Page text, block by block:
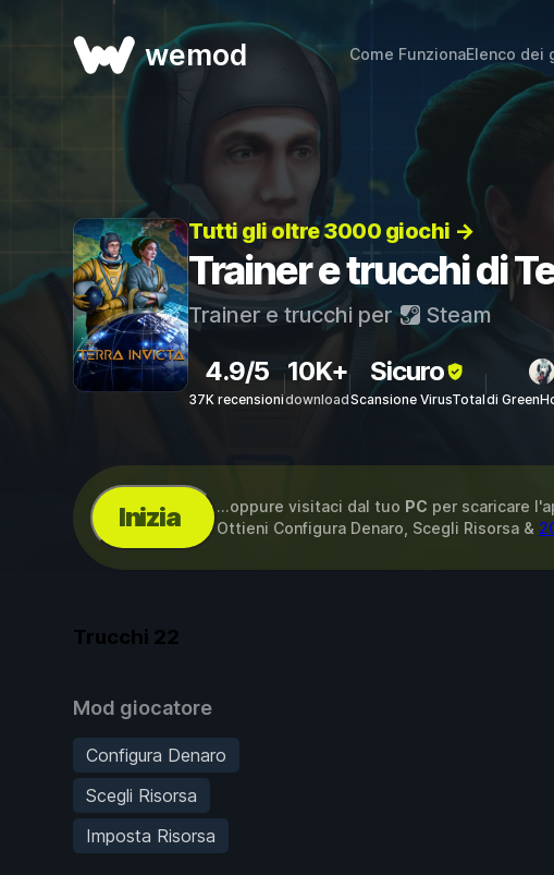
wemod Come FunzionaElenco dei
Tutti gli oltre 3000 giochi →
Trainer e trucchi di
Trainer e trucchi per Steam
4.9/5
37K recensioni
10K+
download
Sicuro
Scansione VirusTotaldi
Inizia ...oppure visitaci dal tuo PC per scaricare
Ottieni Configura Denaro, Scegli Risorsa &
Trucchi 22
Mod giocatore
Configura Denaro
Scegli Risorsa
Imposta Risorsa